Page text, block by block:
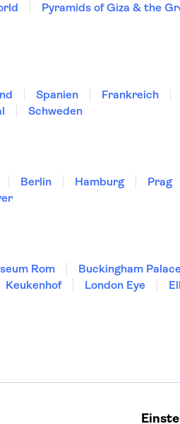
Pyramids of Giza & the
Spanien Frankreich
Schweden
Berlin Hamburg Prag
Rom Buckingham Palace
Keukenhof London Eye